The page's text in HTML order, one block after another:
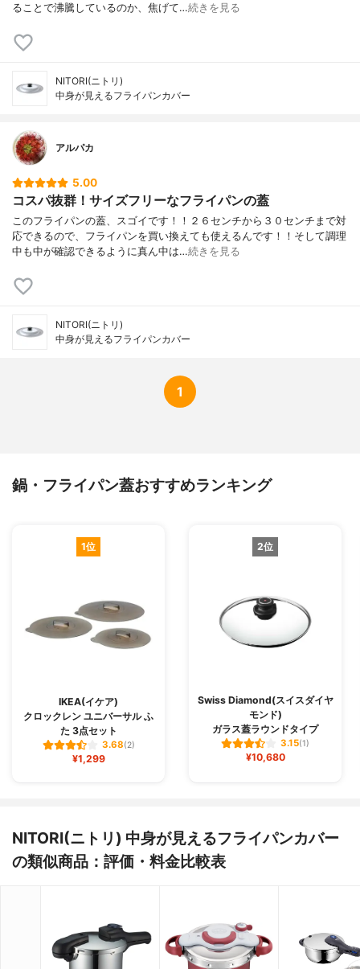
ることで沸騰しているのか、焦げて…続きを見る
NITORI(ニトリ)
中身が見えるフライパンカバー
アルパカ
5.00
コスパ抜群！サイズフリーなフライパンの蓋
このフライパンの蓋、スゴイです！！２６センチから３０センチまで対
応できるので、フライパンを買い換えても使えるんです！！そして調理
中も中が確認できるように真ん中は…続きを見る
NITORI(ニトリ)
中身が見えるフライパンカバー
1
鍋・フライパン蓋おすすめランキング
1位
IKEA(イケア)
クロックレン ユニバーサル ふ
た 3点セット
3.68(2)
¥1,299
2位
Swiss Diamond(スイスダイヤ
モンド)
ガラス蓋ラウンドタイプ
3.15(1)
¥10,680
NITORI(ニトリ) 中身が見えるフライパンカバー
の類似商品：評価・料金比較表